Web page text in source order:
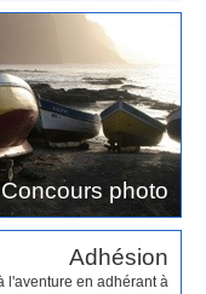
Concours photo
Adhésion
l'aventure en adhérant à